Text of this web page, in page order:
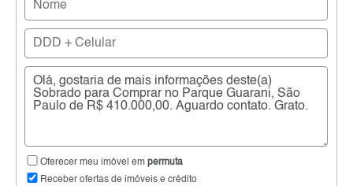
Oferecer meu imóvel em permuta
Receber ofertas de imóveis e crédito